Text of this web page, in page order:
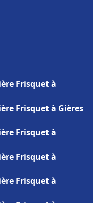
Frisquet à
Frisquet à Gières
Frisquet à
Frisquet à
Frisquet à